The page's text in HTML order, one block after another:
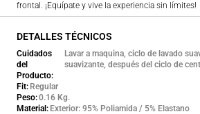
frontal. ¡Equípate y vive la experiencia sin límites!
DETALLES TÉCNICOS
Cuidados
del
Producto
Lavar a maquina, ciclo de lavado
suavizante, después del ciclo de
Fit Regular
Peso 0.16 Kg.
Material
Exterior: 95% Poliamida / 5% Elastano